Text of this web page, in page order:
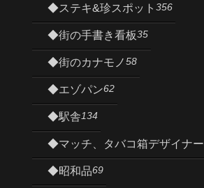
◆ステキ&珍スポット 356
◆街の手書き看板35
◆街のカナモノ58
◆エゾパン62
◆駅舎134
◆マッチ、タバコ箱デザイナー
◆昭和品69